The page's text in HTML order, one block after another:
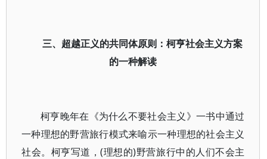
三、超越正义的共同体原则：柯亨社会主义方案
的一种解读
柯亨晚年在《为什么不要社会主义》一书中通过
一种理想的野营旅行模式来喻示一种理想的社会主义
社会。柯亨写道，(理想的)野营旅行中的人们不会主